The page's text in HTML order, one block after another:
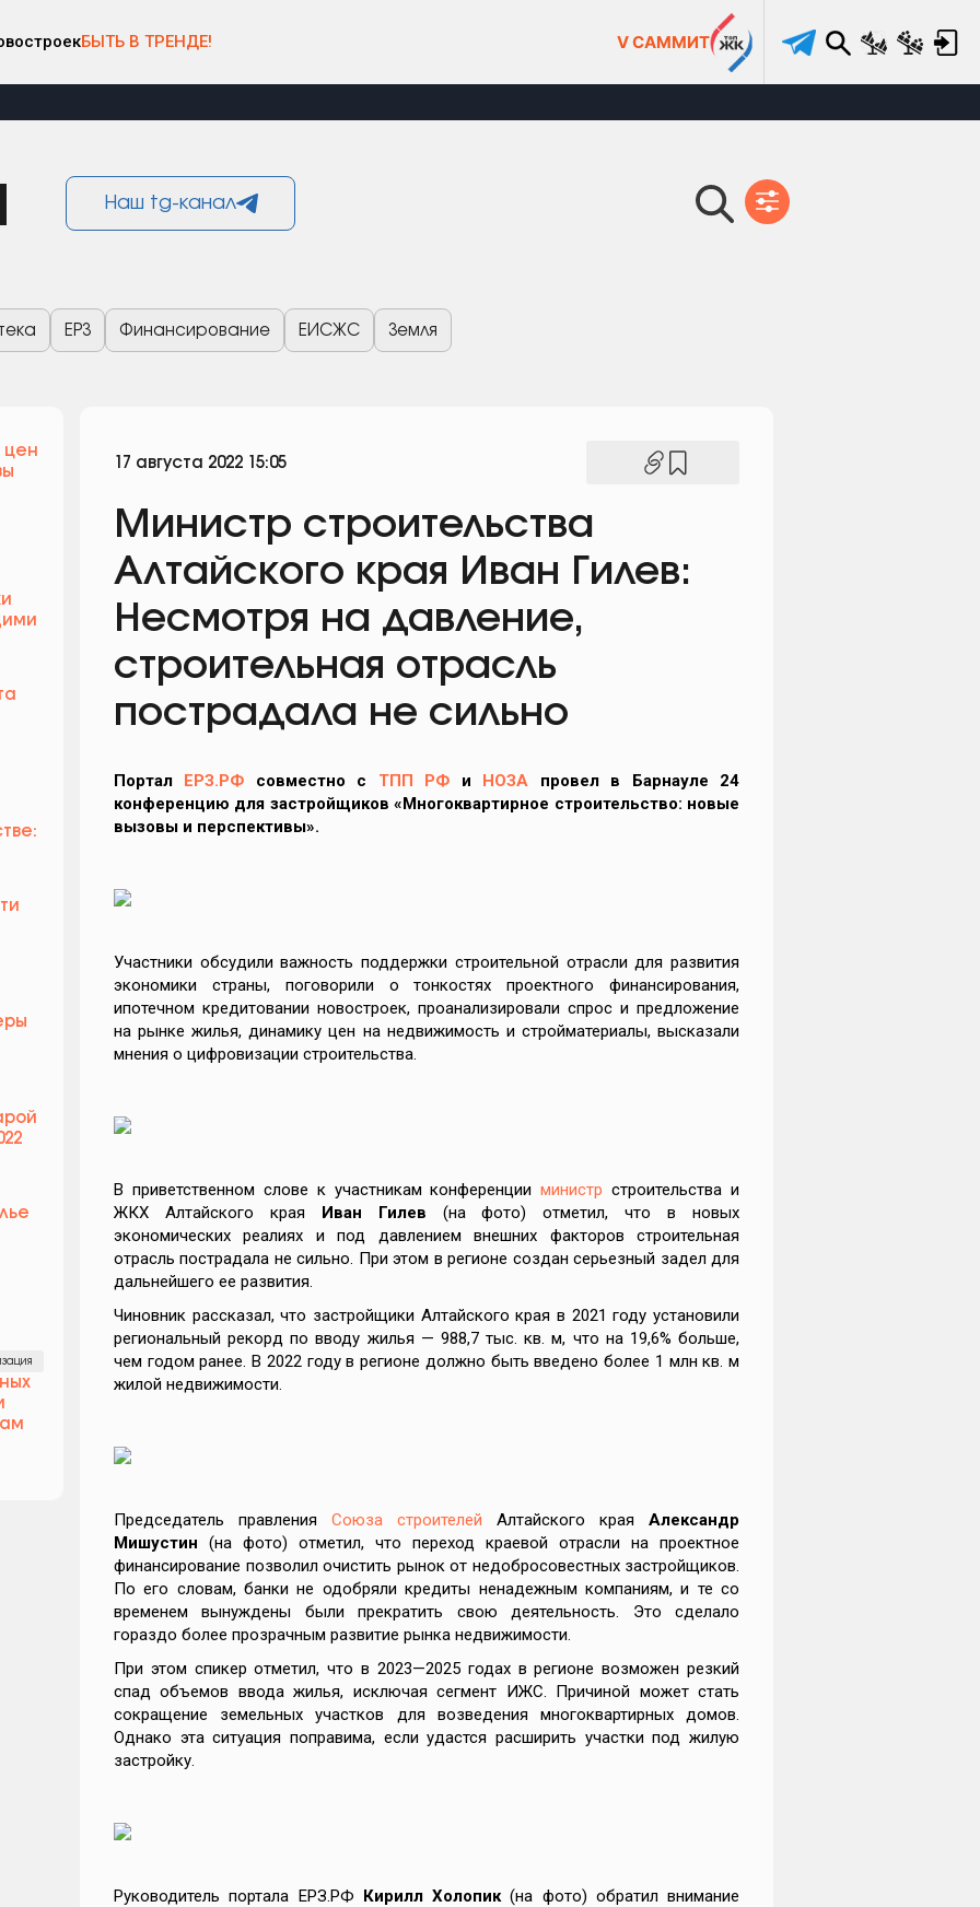
БЫТЬ В ТРЕНДЕ! V САММИТ
Наш tg-канал
ЕРЗ Финансирование ЕИСЖС Земля
цен
17 августа 2022 15:05
Министр строительства
Алтайского края Иван Гилев:
Несмотря на давление,
строительная отрасль
пострадала не сильно
Портал ЕРЗ.РФ совместно с ТПП РФ и НОЗА провел в Барнауле 24
конференцию для застройщиков «Многоквартирное строительство: новые
вызовы и перспективы».
Участники обсудили важность поддержки строительной отрасли для развития
экономики страны, поговорили о тонкостях проектного финансирования,
ипотечном кредитовании новостроек, проанализировали спрос и предложение
на рынке жилья, динамику цен на недвижимость и стройматериалы, высказали
мнения о цифровизации строительства.
В приветственном слове к участникам конференцииминистр строительства и
ЖКХ Алтайского края Иван Гилев (на фото) отметил, что в новых
экономических реалиях и под давлением внешних факторов строительная
отрасль пострадала не сильно. При этом в регионе создан серьезный задел для
дальнейшего ее развития.
Чиновник рассказал, что застройщики Алтайского края в 2021 году установили
региональный рекорд по вводу жилья — 988,7 тыс. кв. м, что на 19,6% больше,
чем годом ранее. В 2022 году в регионе должно быть введено более 1 млн кв. м
жилой недвижимости.
Председатель правления Союза строителей Алтайского края Александр
Мишустин (на фото) отметил, что переход краевой отрасли на проектное
финансирование позволил очистить рынок от недобросовестных застройщиков.
По его словам, банки не одобряли кредиты ненадежным компаниям, и те со
временем вынуждены были прекратить свою деятельность. Это сделало
гораздо более прозрачным развитие рынка недвижимости.
При этом спикер отметил, что в 2023—2025 годах в регионе возможен резкий
спад объемов ввода жилья, исключая сегмент ИЖС. Причиной может стать
сокращение земельных участков для возведения многоквартирных домов.
Однако эта ситуация поправима, если удастся расширить участки под жилую
застройку.
Руководитель портала ЕРЗ.РФ Кирилл Холопик(на фото) обратил внимание